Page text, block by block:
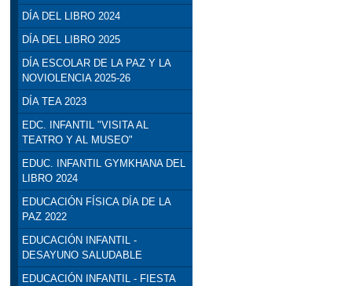
DÍA DEL LIBRO 2024
DÍA DEL LIBRO 2025
DÍA ESCOLAR DE LA PAZ Y LA
NOVIOLENCIA 2025-26
DÍA TEA 2023
EDC. INFANTIL "VISITA AL
TEATRO Y AL MUSEO"
EDUC. INFANTIL GYMKHANA DEL
LIBRO 2024
EDUCACIÓN FÍSICA DÍA DE LA
PAZ 2022
EDUCACIÓN INFANTIL -
DESAYUNO SALUDABLE
EDUCACIÓN INFANTIL - FIESTA